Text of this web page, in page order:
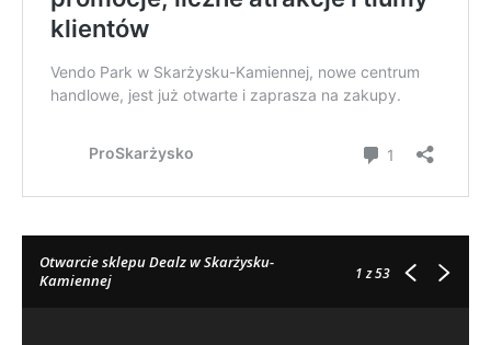
Otwarcie sklepu Dealz w Skarżysku-
Kamiennej
1z 53